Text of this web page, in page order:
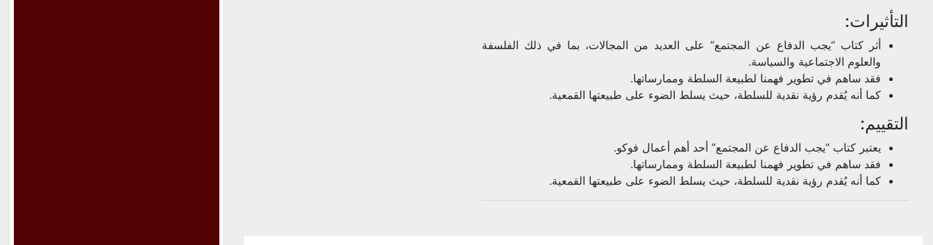
التأثيرات:
أثر كتاب “يجب الدفاع عن المجتمع” على العديد من المجالات، بما في ذلك الفلسفة
والعلوم الاجتماعية والسياسة.
فقد ساهم في تطوير فهمنا لطبيعة السلطة وممارساتها.
كما أنه يُقدم رؤية نقدية للسلطة، حيث يسلط الضوء على طبيعتها القمعية.
التقييم:
يعتبر كتاب “يجب الدفاع عن المجتمع” أحد أهم أعمال فوكو.
فقد ساهم في تطوير فهمنا لطبيعة السلطة وممارساتها.
كما أنه يُقدم رؤية نقدية للسلطة، حيث يسلط الضوء على طبيعتها القمعية.